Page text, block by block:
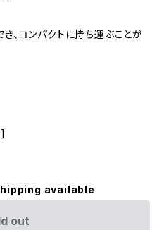
、コンパクトに持ち運ぶことが
available
out